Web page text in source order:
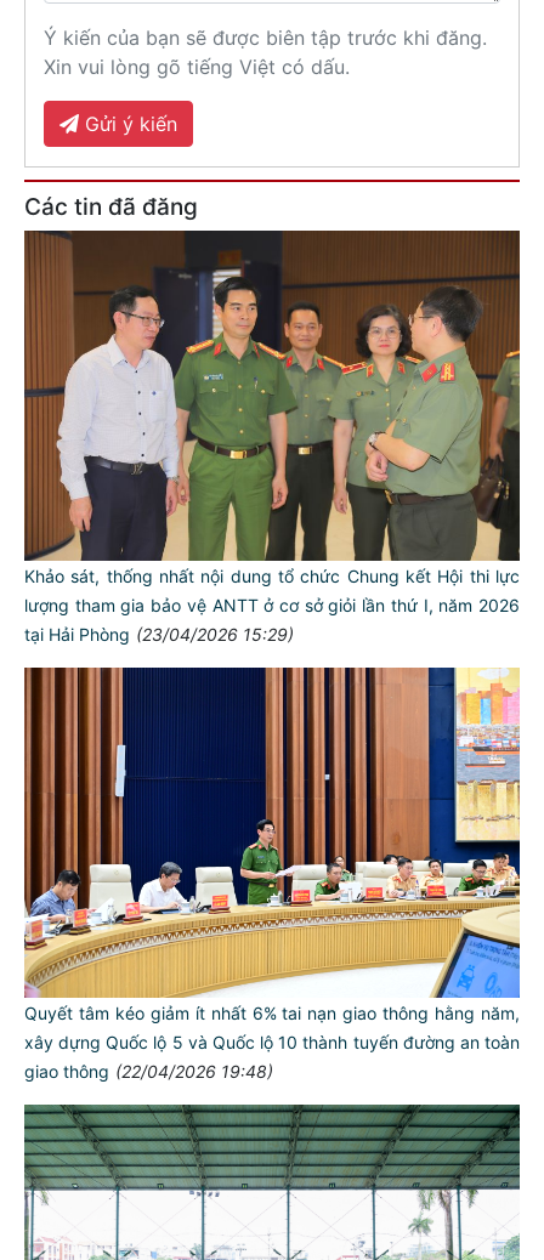
Ý kiến của bạn sẽ được biên tập trước khi đăng.
Xin vui lòng gõ tiếng Việt có dấu.
Gửi ý kiến
Các tin đã đăng
Khảo sát, thống nhất nội dung tổ chức Chung kết Hội thi lực
lượng tham gia bảo vệ ANTT ở cơ sở giỏi lần thứ I, năm 2026
tại Hải Phòng (23/04/2026 15:29)
Quyết tâm kéo giảm ít nhất 6% tai nạn giao thông hằng năm,
xây dựng Quốc lộ 5 và Quốc lộ 10 thành tuyến đường an toàn
giao thông (22/04/2026 19:48)